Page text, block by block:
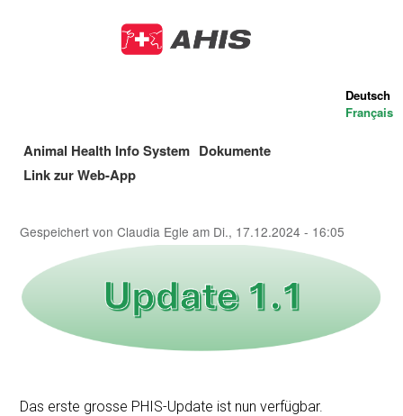
zum
Deutsch
Français
Main
navigation
Animal Health Info System Dokumente
Link zur Web-App
Gespeichert vonClaudia Egle am Di., 17.12.2024 - 16:05
Das erste grosse PHIS-Update ist nun verfügbar.